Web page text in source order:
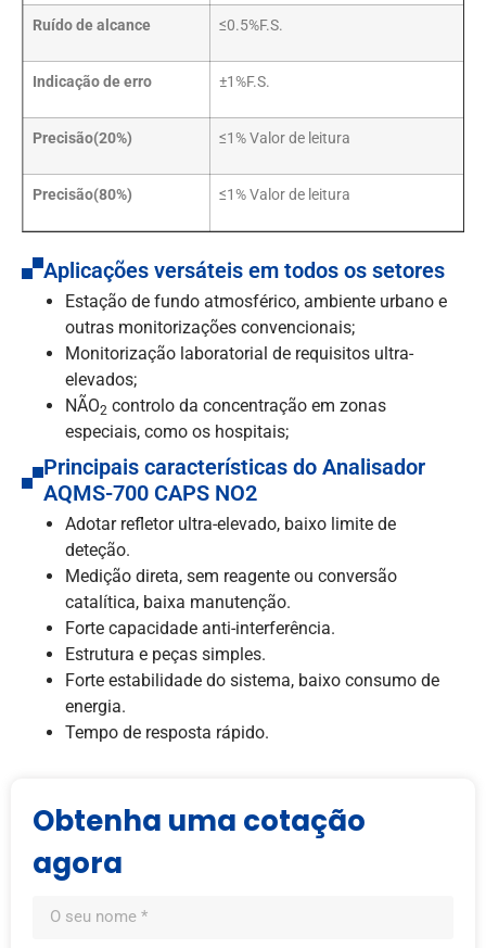
Ruído de alcance ≤0.5%F.S.
Indicação de erro ±1%F.S.
Precisão(20%) ≤1% Valor de leitura
Precisão(80%) ≤1% Valor de leitura
Aplicações versáteis em todos os setores
Estação de fundo atmosférico, ambiente urbano e
outras monitorizações convencionais;
Monitorização laboratorial de requisitos ultra-
elevados;
NÃO2 controlo da concentração em zonas
especiais, como os hospitais;
Principais características do Analisador
AQMS-700 CAPS NO2
Adotar refletor ultra-elevado, baixo limite de
deteção.
Medição direta, sem reagente ou conversão
catalítica, baixa manutenção.
Forte capacidade anti-interferência.
Estrutura e peças simples.
Forte estabilidade do sistema, baixo consumo de
energia.
Tempo de resposta rápido.
Obtenha uma cotação
agora